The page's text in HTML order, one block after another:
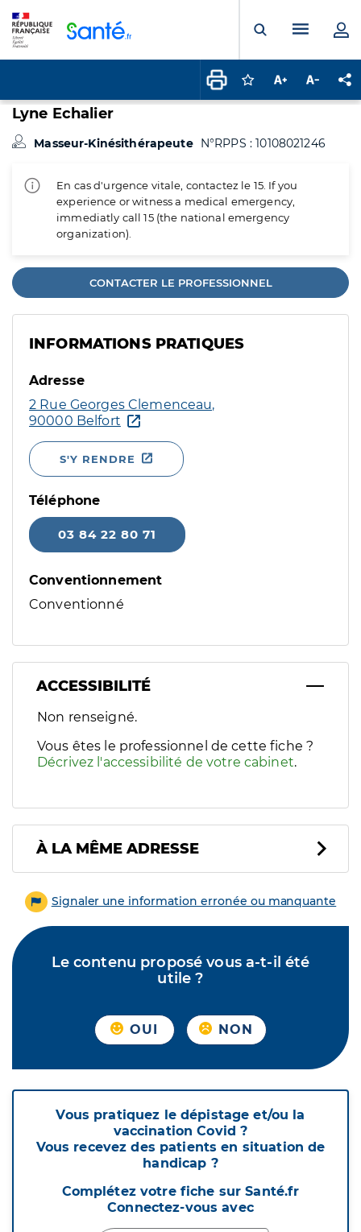
Ouvrir laMenu
Connectez-vous
Augmenter la
Lyne Echalier
Masseur-Kinésithérapeute N°RPPS : 10108021246
En cas d'urgence vitale, contactez le 15. If you
experience or witness a medical emergency,
immediatly call 15 (the national emergency
organization).
CONTACTER LE PROFESSIONNEL
INFORMATIONS PRATIQUES
Adresse
2 Rue Georges Clemenceau,
90000 Belfort
S'Y RENDRE
Téléphone
03 84 22 80 71
Conventionnement
Conventionné
ACCESSIBILITÉ
Filtres
Sélectionnez un ou plusieurs handicaps/besoins
Non renseigné.
Vous êtes le professionnel de cette fiche ?
Décrivez l'accessibilité de votre cabinet.
À LA MÊME ADRESSE
Signaler une information erronée ou manquante
Le contenu proposé vous a-t-il été
utile ?
OUI NON
Vous pratiquez le dépistage et/ou la
vaccination Covid ?
Vous recevez des patients en situation de
handicap ?
Complétez votre fiche sur Santé.fr
Connectez-vous avec